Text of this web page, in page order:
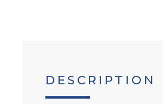
DESCRIPTION